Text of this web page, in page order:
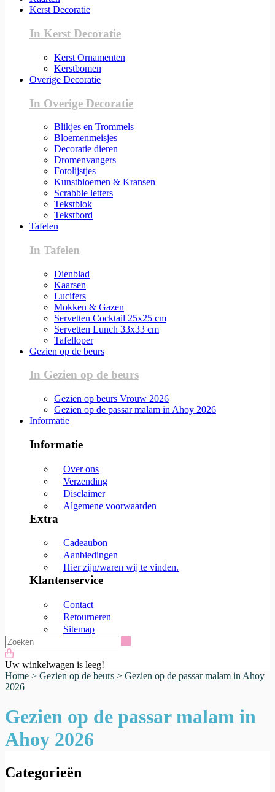
Kerst Decoratie
In Kerst Decoratie
Kerst Ornamenten
Kerstbomen
Overige Decoratie
In Overige Decoratie
Blikjes en Trommels
Bloemenmeisjes
Decoratie dieren
Dromenvangers
Fotolijstjes
Kunstbloemen & Kransen
Scrabble letters
Tekstblok
Tekstbord
Tafelen
In Tafelen
Dienblad
Kaarsen
Lucifers
Mokken & Gazen
Servetten Cocktail 25x25 cm
Servetten Lunch 33x33 cm
Tafelloper
Gezien op de beurs
In Gezien op de beurs
Gezien op beurs Vrouw 2026
Gezien op de passar malam in Ahoy 2026
Informatie
Informatie
Over ons
Verzending
Disclaimer
Algemene voorwaarden
Extra
Cadeaubon
Aanbiedingen
Hier zijn/waren wij te vinden.
Klantenservice
Contact
Retourneren
Sitemap
Uw winkelwagen is leeg!
Home > Gezien op de beurs > Gezien op de passar malam in Ahoy
2026
Gezien op de passar malam in
Ahoy 2026
Categorieën